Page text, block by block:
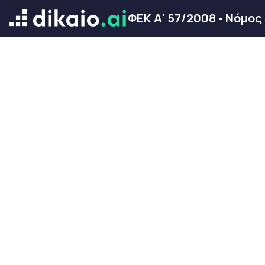
ΦΕΚ Α' 57/2008 -